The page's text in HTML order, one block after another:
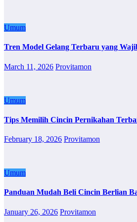
Umum
Tren Model Gelang Terbaru yang
March 11, 2026 Provitamon
Umum
Tips Memilih Cincin Pernikahan
February 18, 2026 Provitamon
Umum
Panduan Mudah Beli Cincin Berlian
January 26, 2026 Provitamon